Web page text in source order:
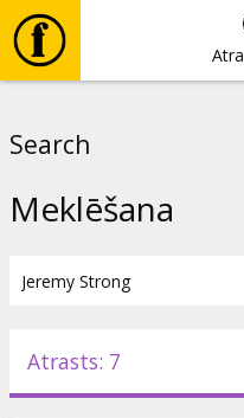
Pasākumi
Search
Meklēšana
Atrasts: 7